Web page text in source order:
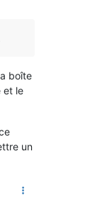
boîte
et le
un